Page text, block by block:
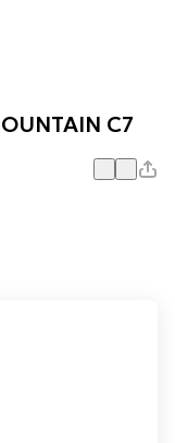
C7